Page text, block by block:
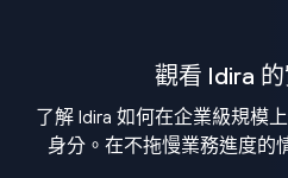
觀看 Idira
了解 Idira 如何在企業級規模
身分。在不拖慢業務進度的